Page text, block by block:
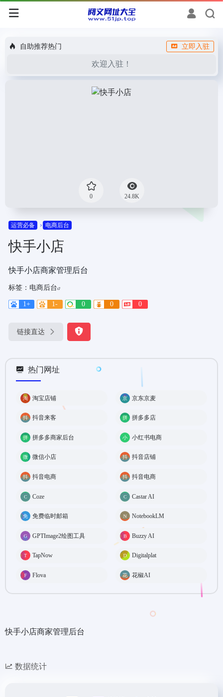
自助推荐热门 立即入驻
欢迎入驻！
0 24.8K
运营必备 电商后台
快手小店
快手小店商家管理后台
标签： 电商后台
1+ 1- 0 0 0
链接直达
热门网址
淘宝店铺 京东京麦
抖音来客 拼多多店
拼多多商家后台 小红书电商
微信小店 抖音店铺
抖音电商 抖音电商
Coze Castar AI
免费临时邮箱 NotebookLM
GPTImage2绘图工具 Buzzy AI
TapNow Digitalplat
Flova 花椒AI
快手小店商家管理后台
数据统计